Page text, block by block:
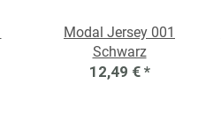
Modal Jersey 001
Schwarz
12,49 € *